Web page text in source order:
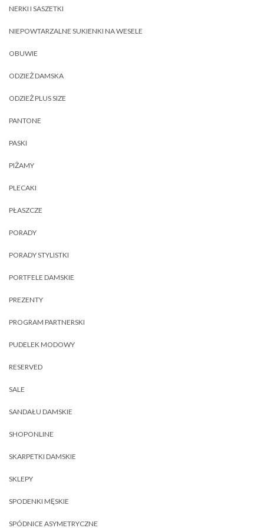
NERKI I SASZETKI
NIEPOWTARZALNE SUKIENKI NA WESELE
OBUWIE
ODZIEŻ DAMSKA
ODZIEŻ PLUS SIZE
PANTONE
PASKI
PIŻAMY
PLECAKI
PŁASZCZE
PORADY
PORADY STYLISTKI
PORTFELE DAMSKIE
PREZENTY
PROGRAM PARTNERSKI
PUDELEK MODOWY
RESERVED
SALE
SANDAŁU DAMSKIE
SHOPONLINE
SKARPETKI DAMSKIE
SKLEPY
SPODENKI MĘSKIE
SPÓDNICE ASYMETRYCZNE